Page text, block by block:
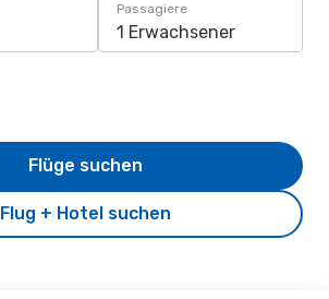
Passagiere
1 Erwachsener
Flug + Hotel suchen
Flüge suchen